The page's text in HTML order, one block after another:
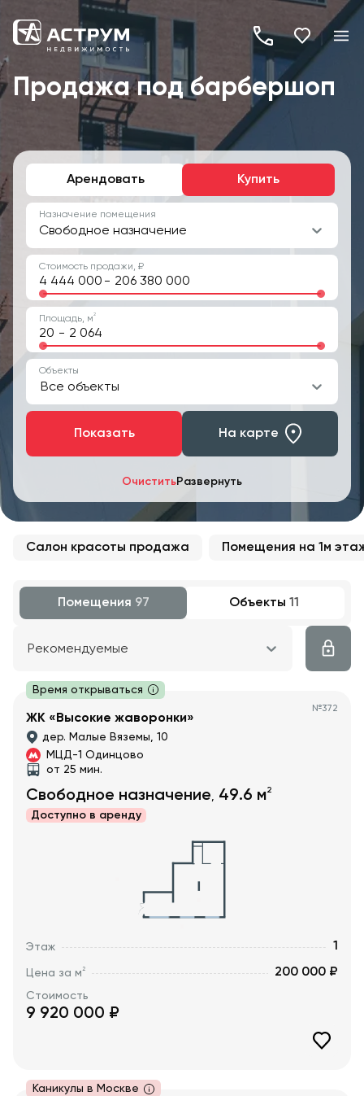
+7
(495)
260-
19-
Продажа под барбершоп
Арендовать Купить
ОчиститьРазвернуть
Назначение помещения
Свободное назначение
Стоимость продажи, ₽
-
Площадь, м2
-
Объекты
Все объекты
Показать На карте
Салон красоты продажа Помещения на 1м
Помещения 97 Объекты 11
Рекомендуемые
Время открываться
№372
ЖК «Высокие жаворонки»
дер. Малые Вяземы, 10
МЦД-1 Одинцово
от 25 мин.
Свободное назначение, 49.6 м2
Доступно в аренду
Этаж 1
Цена за м2 200 000 ₽
Стоимость
9 920 000 ₽
Каникулы в Москве